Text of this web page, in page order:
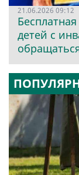
21.06.2026 09:12
детей с